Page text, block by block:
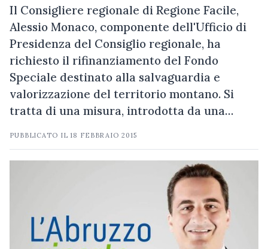
Il Consigliere regionale di Regione Facile,
Alessio Monaco, componente dell'Ufficio di
Presidenza del Consiglio regionale, ha
richiesto il rifinanziamento del Fondo
Speciale destinato alla salvaguardia e
valorizzazione del territorio montano. Si
tratta di una misura, introdotta da una…
PUBBLICATO IL18 FEBBRAIO 2015